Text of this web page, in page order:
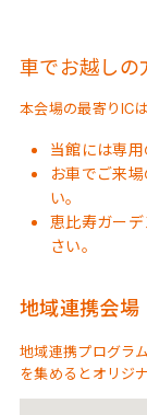
車でお越しの
本会場の最寄りICは
当館には専用
お車でご来
い。
恵比寿ガーデ
さい。
地域連携会場
地域連携プログラ
を集めるとオリジ